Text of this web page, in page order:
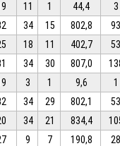
11 1 44,4 3
34 15 802,8 93
18 11 402,7 53
34 30 807,0
3 1 9,6 1
34 29 802,1 53
34 21 834,4
9 7 190,8 28